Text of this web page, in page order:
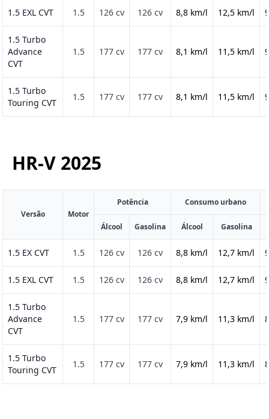
1.5 EXL CVT 1.5 126 cv 126 cv 8,8 km/l 12,5 km/l
1.5 Turbo
Advance
CVT
1.5 177 cv 177 cv 8,1 km/l 11,5 km/l
1.5 Turbo
Touring CVT
1.5 177 cv 177 cv 8,1 km/l 11,5 km/l
HR-V 2025
Versão Motor
Potência Consumo urbano
Álcool Gasolina Álcool Gasolina
1.5 EX CVT 1.5 126 cv 126 cv 8,8 km/l 12,7 km/l
1.5 EXL CVT 1.5 126 cv 126 cv 8,8 km/l 12,7 km/l
1.5 Turbo
Advance
CVT
1.5 177 cv 177 cv 7,9 km/l 11,3 km/l
1.5 Turbo
Touring CVT
1.5 177 cv 177 cv 7,9 km/l 11,3 km/l